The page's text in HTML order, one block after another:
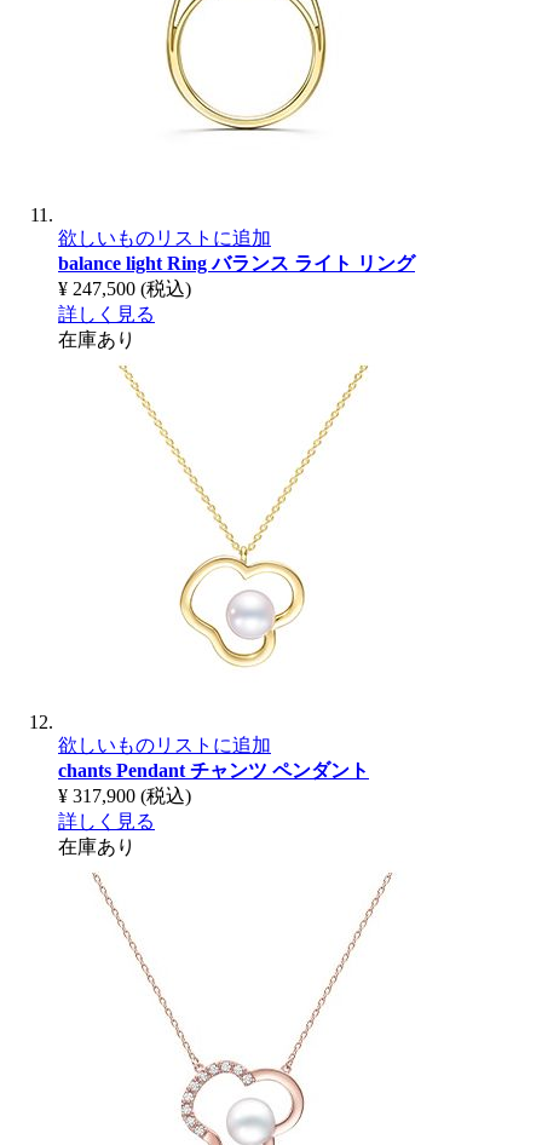
欲しいものリストに追加
balance light Ringバランス ライト リング
¥ 247,500 (税込)
詳しく見る
在庫あり
欲しいものリストに追加
chants Pendant チャンツ ペンダント
¥ 317,900 (税込)
詳しく見る
在庫あり